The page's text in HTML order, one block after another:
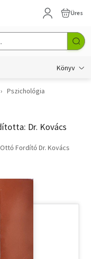
Üres
Könyv
Pszichológia
Dr. Kovács
Fordító Dr. Kovács